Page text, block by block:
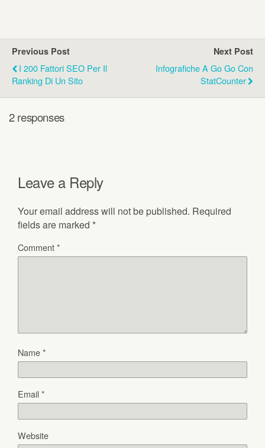
Previous Post
I 200 Fattori SEO Per Il
Ranking Di Un Sito
Next Post
Infografiche A Go Go Con
StatCounter
2 responses
Leave a Reply
Your email address will not be published. Required
fields are marked *
Comment*
Name*
Email*
Website